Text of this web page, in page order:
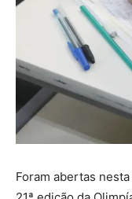
Foram abertas